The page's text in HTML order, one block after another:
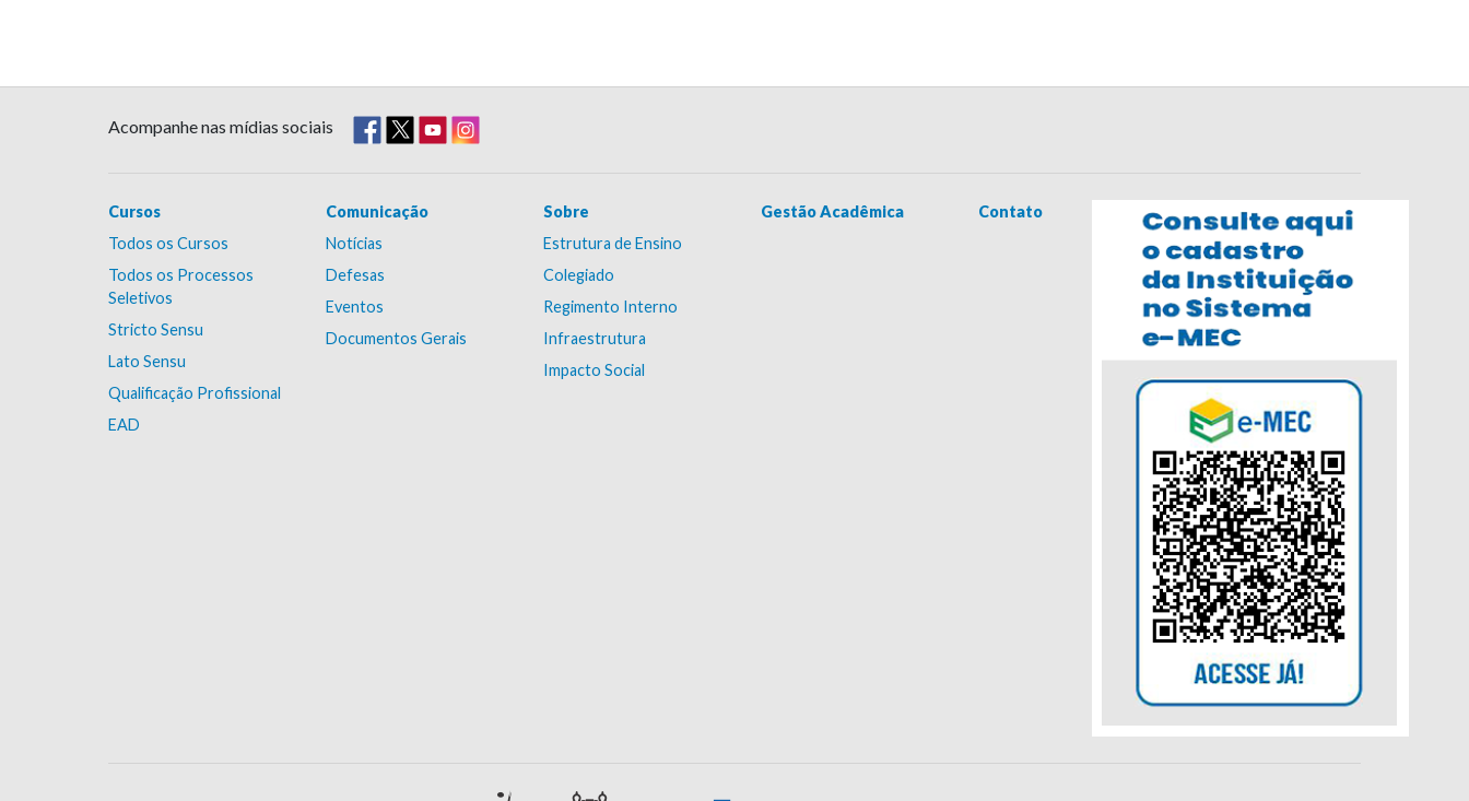
Acompanhe nas mídias sociais
Cursos
Todos os Cursos
Todos os Processos
Seletivos
Stricto Sensu
Lato Sensu
Qualificação Profissional
EAD
Comunicação
Notícias
Defesas
Eventos
Documentos Gerais
Sobre
Estrutura de Ensino
Colegiado
Regimento Interno
Infraestrutura
Impacto Social
Gestão Acadêmica Contato